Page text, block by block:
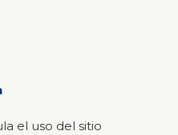
el uso del sitio